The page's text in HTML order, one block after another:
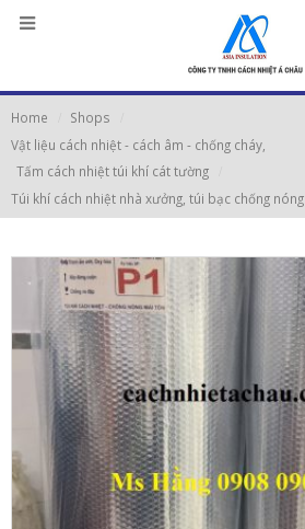
Home
Shops
Vật liệu cách nhiệt - cách âm - chống cháy
Tấm cách nhiệt túi khí cát tường
Túi khí cách nhiệt nhà xưởng, túi bạc chống nóng